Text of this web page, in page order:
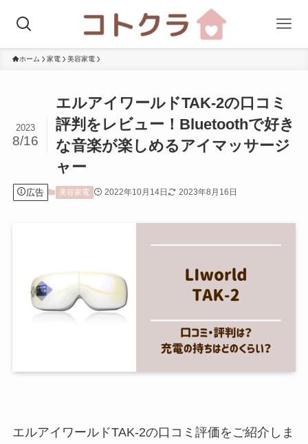
ホーム 家電 美容家電
エルアイワールドTAK-2の口コミ
評判をレビュー！Bluetoothで好き
な音楽が楽しめるアイマッサージ
ャー
2023
8/16
広告 美容家電 2022年10月14日 2023年8月16日
エルアイワールドTAK-2の口コミ評価をご紹介しま